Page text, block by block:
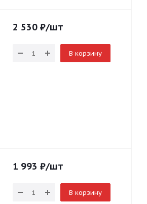
2 530 ₽/шт
В корзину
1 993 ₽/шт
В корзину